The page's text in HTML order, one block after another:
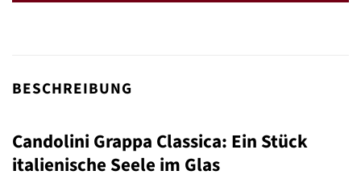
BESCHREIBUNG
Candolini Grappa Classica: Ein Stück
italienische Seele im Glas